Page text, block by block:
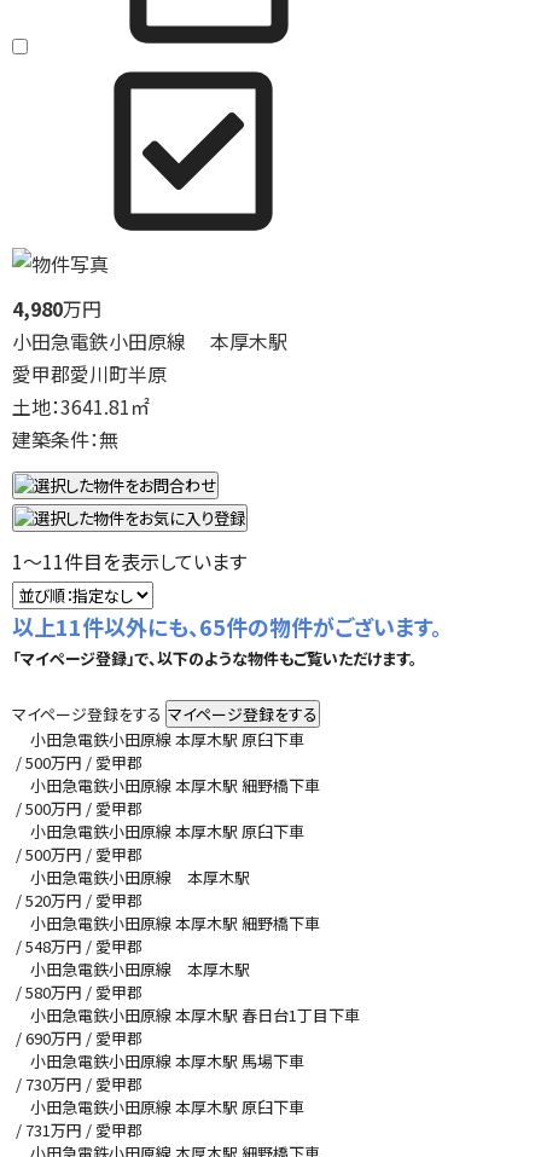
4,980万円
小田急電鉄小田原線 本厚木駅
愛甲郡愛川町半原
土地：3641.81㎡
建築条件：無
1～11件目を表示しています
以上11件以外にも、65件の物件がございます。
「マイページ登録」で、以下のような物件もご覧いただけます。
マイページ登録をする
小田急電鉄小田原線 本厚木駅 原臼下車
/500万円 / 愛甲郡
小田急電鉄小田原線 本厚木駅 細野橋下車
/500万円 / 愛甲郡
小田急電鉄小田原線 本厚木駅 原臼下車
/500万円 / 愛甲郡
小田急電鉄小田原線 本厚木駅
/520万円 / 愛甲郡
小田急電鉄小田原線 本厚木駅 細野橋下車
/548万円 / 愛甲郡
小田急電鉄小田原線 本厚木駅
/580万円 / 愛甲郡
小田急電鉄小田原線 本厚木駅 春日台1丁目下車
/690万円 / 愛甲郡
小田急電鉄小田原線 本厚木駅 馬場下車
/730万円 / 愛甲郡
小田急電鉄小田原線 本厚木駅 原臼下車
/731万円 / 愛甲郡